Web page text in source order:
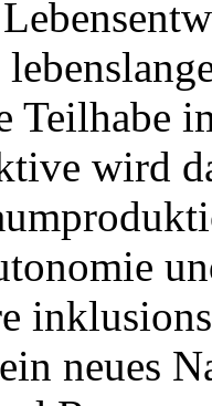
Teilhabe
wird
neues